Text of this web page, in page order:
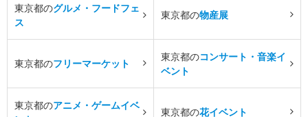
東京都のグルメ・フードフェ
ス
東京都の物産展
東京都のフリーマーケット
東京都のコンサート・音楽イ
ベント
東京都のアニメ・ゲームイベ
東京都の花イベント